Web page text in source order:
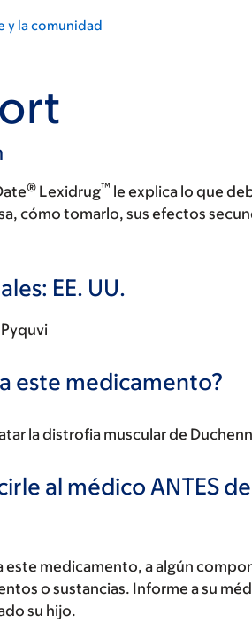
y la comunidad
® Lexidrug™ le explica lo que
cómo tomarlo, sus efectos
EE. UU.
este medicamento?
la distrofia muscular de
al médico ANTES
este medicamento, a algún
o sustancias. Informe a su
su hijo.